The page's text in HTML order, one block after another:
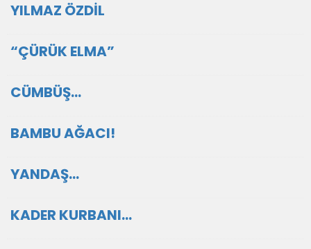
YILMAZ ÖZDİL
“ÇÜRÜK ELMA”
CÜMBÜŞ…
BAMBU AĞACI!
YANDAŞ…
KADER KURBANI…